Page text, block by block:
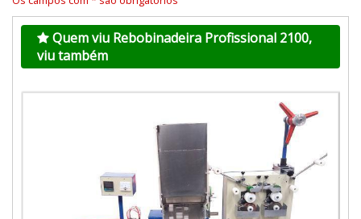
Quem viu Rebobinadeira Profissional 2100,
viu também